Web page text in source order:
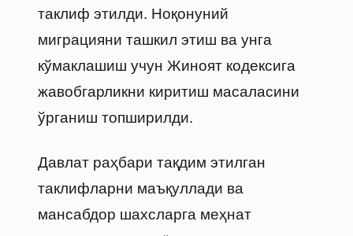
таклиф этилди. Ноқонуний
миграцияни ташкил этиш ва унга
кўмаклашиш учун Жиноят кодексига
жавобгарликни киритиш масаласини
ўрганиш топширилди.
Давлат раҳбари тақдим этилган
таклифларни маъқуллади ва
мансабдор шахсларга меҳнат